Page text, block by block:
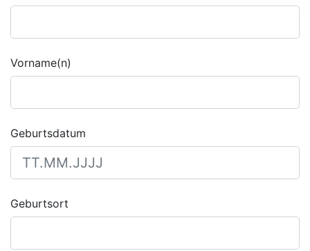
Vorname(n)
Geburtsdatum
Geburtsort